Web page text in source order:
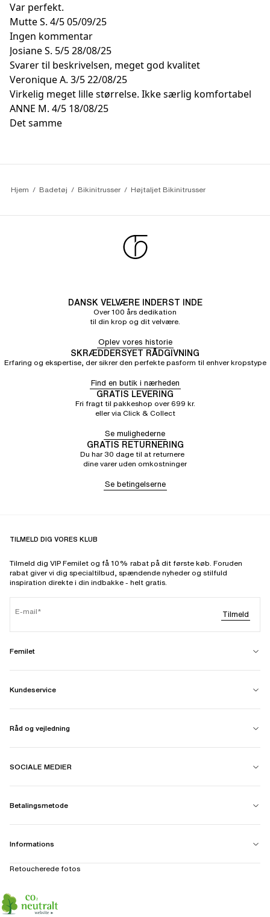
Var perfekt.
Mutte S. 4/505/09/25
Ingen kommentar
Josiane S. 5/528/08/25
Svarer til beskrivelsen, meget god kvalitet
Veronique A. 3/522/08/25
Virkelig meget lille størrelse. Ikke særlig komfortabel
ANNE M. 4/5 18/08/25
Det samme
Hjem Badetøj Bikinitrusser Højtaljet Bikinitrusser
DANSK VELVÆRE INDERST INDE
Over 100 års dedikation
til din krop og dit velvære.
Oplev vores historie
SKRÆDDERSYET RÅDGIVNING
Erfaring og ekspertise, der sikrer den perfekte pasform til enhver kropstype
Find en butik i nærheden
GRATIS LEVERING
Fri fragt til pakkeshop over 699 kr.
eller via Click & Collect
Se mulighederne
GRATIS RETURNERING
Du har 30 dage til at returnere
dine varer uden omkostninger
Se betingelserne
TILMELD DIG VORES KLUB
Tilmeld dig VIP Femilet og få 10% rabat på dit første køb. Foruden
rabat giver vi dig specialtilbud, spændende nyheder og stilfuld
inspiration direkte i din indbakke - helt gratis.
E-mail Tilmeld
Femilet
Kundeservice
Råd og vejledning
SOCIALE MEDIER
Betalingsmetode
Informations
Retoucherede fotos